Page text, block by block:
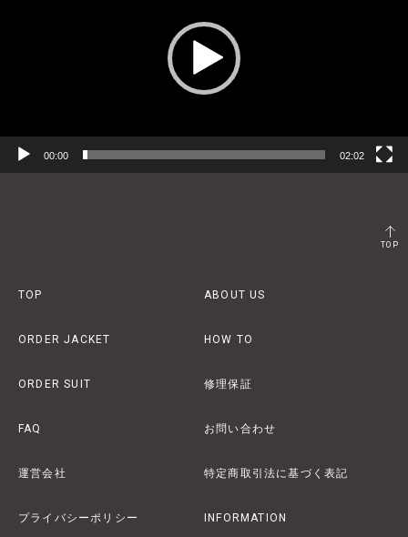
00:00 02:02
TOP
TOP ABOUT US
ORDER JACKET HOW TO
ORDER SUIT 修理保証
FAQ お問い合わせ
運営会社 特定商取引法に基づく表記
プライバシーポリシー INFORMATION